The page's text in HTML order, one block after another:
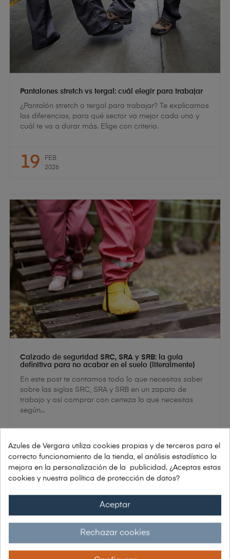
Pantalones stretch vs tergal: cuál elegir para trabajar
¿Pantalón stretch o tergal para trabajar? Te explicamos
las diferencias, para qué sector va mejor cada uno y
cuál te va a durar más. Elige con criterio.
19
FEB
2026
Calzado de seguridad SRC, SRA y SRB: la guía
definitiva para no acabar en el suelo (literalmente)
En este post te contamos todo lo que necesitas saber
sobre las siglas SRC, SRA y SRB en un zapato de
trabajo y así comprar con certeza lo que necesitas
según...
5
FEB
Azules de Vergara utiliza cookies propias y de terceros para el
correcto funcionamiento de la tienda, el análisis estadístico la
mejora en la personalización de la publicidad. ¿Aceptas estas
cookies y nuestra política de protección de datos?
Aceptar
Rechazar cookies